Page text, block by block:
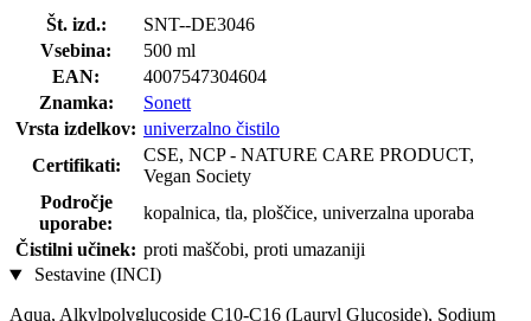
Št. izd.:
SNT--DE3046
Vsebina:
500 ml
EAN:
4007547304604
Znamka:
Sonett
Vrsta izdelkov: univerzalno čistilo
Certifikati:
CSE, NCP - NATURE CARE PRODUCT,
Vegan Society
Področje
uporabe:
kopalnica, tla, ploščice, univerzalna uporaba
Čistilni učinek: proti maščobi, proti umazaniji
Sestavine (INCI)
Aqua, Alkylpolyglucoside C10-C16 (Lauryl Glucoside), Sodium